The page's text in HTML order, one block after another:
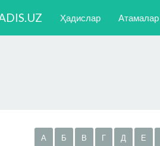
Ҳадислар Атамалар
А Б В Г Д Е